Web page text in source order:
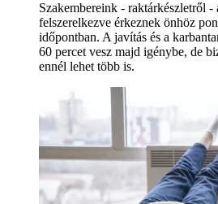
Szakembereink - raktárkészletről -
felszerelkezve érkeznek önhöz
időpontban. A javítás és a
60 percet vesz majd igénybe, de
ennél lehet több is.